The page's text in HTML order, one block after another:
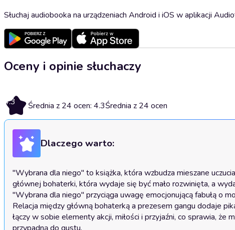
Słuchaj audiobooka na urządzeniach Android i iOS w aplikacji
Oceny i opinie słuchaczy
4.3 Średnia z 24 ocen: 4.3Średnia z 24 ocen
Dlaczego warto:
"Wybrana dla niego" to książka, która wzbudza mieszane
głównej bohaterki, która wydaje się być mało rozwinięta, a
"Wybrana dla niego" przyciąga uwagę emocjonującą fabułą o
Relacja między główną bohaterką a prezesem gangu dodaje
łączy w sobie elementy akcji, miłości i przyjaźni, co sprawia,